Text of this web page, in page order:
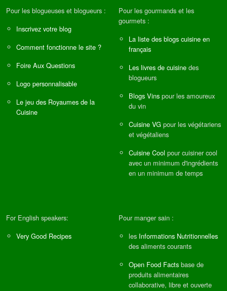
Pour les blogueuses et blogueurs :
Inscrivez votre blog
Comment fonctionne le site ?
Foire Aux Questions
Logo personnalisable
Le jeu des Royaumes de la
Cuisine
Pour les gourmands et les
gourmets :
La liste des blogs cuisine en
français
Les livres de cuisine des
blogueurs
Blogs Vins pour les amoureux
du vin
Cuisine VG pour les végétariens
et végétaliens
Cuisine Cool pour cuisiner cool
avec un minimum d'ingrédients
en un minimum de temps
For English speakers:
Very Good Recipes
Pour manger sain :
les Informations Nutritionnelles
des aliments courants
Open Food Facts base de
produits alimentaires
collaborative, libre et ouverte